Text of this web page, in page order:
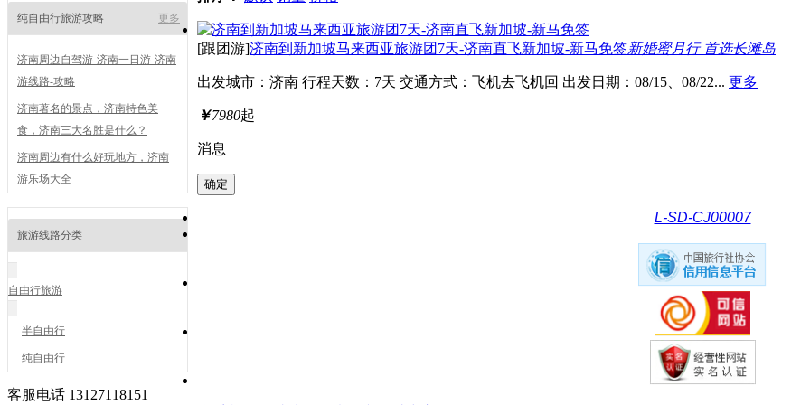
纯自由行旅游攻略 更多
济南周边自驾游-济南一日游-济南
游线路-攻略
济南著名的景点，济南特色美
食，济南三大名胜是什么？
济南周边有什么好玩地方，济南
游乐场大全
旅游线路分类
自由行旅游
半自由行
纯自由行
客服电话 13127118151
[跟团游]济南到新加坡马来西亚旅游团7天-济南直飞新加坡-新马免签新婚蜜月行 首选长滩岛
出发城市：济南 行程天数：7天 交通方式：飞机去飞机回 出发日期：08/15、08/22... 更多
￥7980起
消息
L-SD-CJ00007